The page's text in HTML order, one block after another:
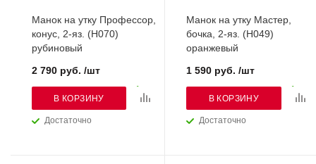
Манок на утку Профессор,
конус, 2-яз. (H070)
рубиновый
Достаточно
2 790 руб. /шт
В КОРЗИНУ
Манок на утку Мастер,
бочка, 2-яз. (H049)
оранжевый
Достаточно
1 590 руб. /шт
В КОРЗИНУ